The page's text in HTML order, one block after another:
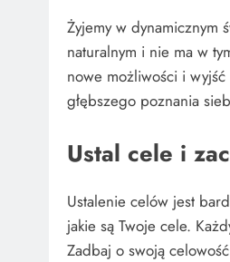
Żyjemy w dynamicznym
naturalnym i nie ma w
nowe możliwości i
głębszego poznania
Ustal cele i
Ustalenie celów jest
jakie są Twoje cele.
Zadbaj o swoją